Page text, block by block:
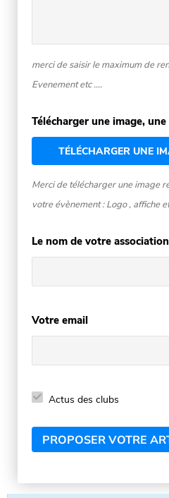
merci de saisir le maximum de
Evenement etc ....
Télécharger une image,
TÉLÉCHARGER UNE
Merci de télécharger une image
votre évènement : Logo , affiche
Le nom de votre
Votre email
Actus des clubs